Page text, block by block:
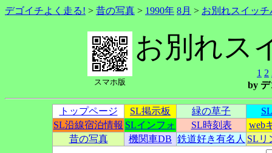
デゴイチよく走る! > 昔の写真 > 1990年 8月 > お別れスイッ
スマホ版
お別れス
1 2
by
トップページ SL掲示板 緑の草子
SL沿線宿泊情報 SLインフォ SL時刻表
web
昔の写真
機関車DB 鉄道好き有名人 SLリ